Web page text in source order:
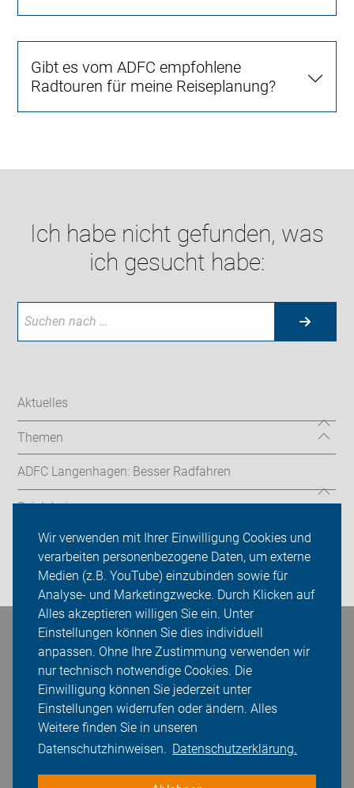
Wir verwenden mit Ihrer Einwilligung Cookies und
verarbeiten personenbezogene Daten, um externe
Medien (z.B. YouTube) einzubinden sowie für
Analyse- und Marketingzwecke. Durch Klicken auf
Alles akzeptieren willigen Sie ein. Unter
Einstellungen können Sie dies individuell
anpassen. Ohne Ihre Zustimmung verwenden wir
nur technisch notwendige Cookies. Die
Einwilligung können Sie jederzeit unter
Einstellungen widerrufen oder ändern. Alles
Weitere finden Sie in unseren
Datenschutzhinweisen. Datenschutzerklärung.
Gibt es vom ADFC empfohlene
Radtouren für meine Reiseplanung?
Ich habe nicht gefunden, was
ich gesucht habe:
Aktuelles
Themen
ADFC Langenhagen: Besser Radfahren
Sei dabei
Presse
Login
Bleiben Sie in Kontakt